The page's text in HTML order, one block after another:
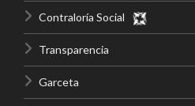
Contraloría Social
Transparencia
Garceta